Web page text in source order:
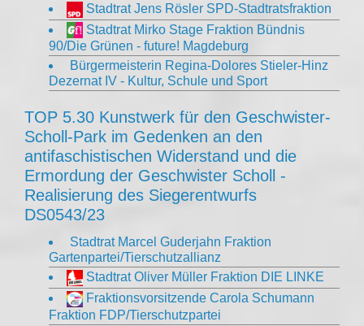
Stadtrat Jens Rösler SPD-Stadtratsfraktion
Stadtrat Mirko Stage Fraktion Bündnis
90/Die Grünen - future! Magdeburg
Bürgermeisterin Regina-Dolores Stieler-Hinz
Dezernat IV - Kultur, Schule und Sport
TOP 5.30 Kunstwerk für den Geschwister-
Scholl-Park im Gedenken an den
antifaschistischen Widerstand und die
Ermordung der Geschwister Scholl -
Realisierung des Siegerentwurfs
DS0543/23
Stadtrat Marcel Guderjahn Fraktion
Gartenpartei/Tierschutzallianz
Stadtrat Oliver Müller Fraktion DIE LINKE
Fraktionsvorsitzende Carola Schumann
Fraktion FDP/Tierschutzpartei